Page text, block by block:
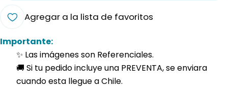
Agregar a la lista de favoritos
Importante:
✨ Las imágenes son Referenciales.
🚚 Si tu pedido incluye una PREVENTA, se enviara
cuando esta llegue a Chile.